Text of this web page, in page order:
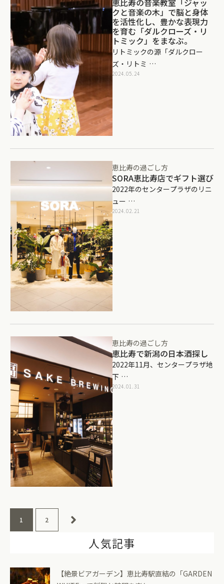
恵比寿の音楽教室「ジャッ
クと音楽の木」で脳と身体
を活性化し、豊かな表現力
を育む「ダルクローズ・リ
トミック」をまなぶ。
リトミックの源「ダルクロー
ズ・リトミ …
2024.05.24
恵比寿の過ごし方
SORA恵比寿店でギフト選び
2022年のセンタープラザのリニ
ュー …
2024.02.21
恵比寿の過ごし方
恵比寿で新潟の日本酒探し
2022年11月、センタープラザ地
下 …
2024.01.31
1 2
人気記事
【絶景ビアガーデン】恵比寿駅直結の「GARDEN